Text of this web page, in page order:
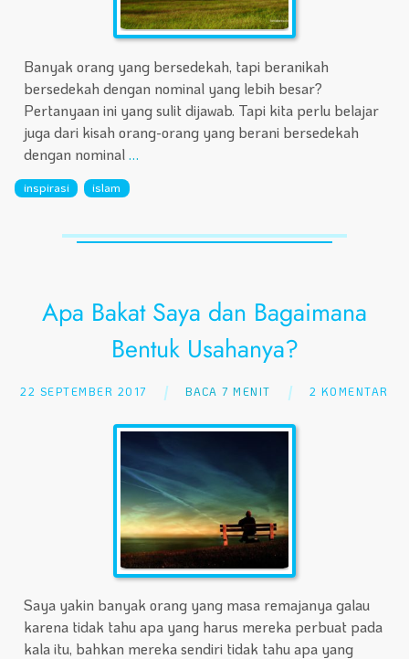
Banyak orang yang bersedekah, tapi beranikah
bersedekah dengan nominal yang lebih besar?
Pertanyaan ini yang sulit dijawab. Tapi kita perlu belajar
juga dari kisah orang-orang yang berani bersedekah
dengan nominal…
inspirasi islam
Apa Bakat Saya dan Bagaimana
Bentuk Usahanya?
22 SEPTEMBER 2017 BACA 7 MENIT 2 KOMENTAR
Saya yakin banyak orang yang masa remajanya galau
karena tidak tahu apa yang harus mereka perbuat pada
kala itu, bahkan mereka sendiri tidak tahu apa yang